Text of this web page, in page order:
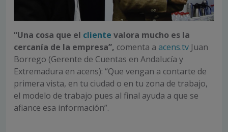
“Una cosa que el cliente valora mucho es la
cercanía de la empresa”, comenta a acens.tv Juan
Borrego (Gerente de Cuentas en Andalucía y
Extremadura en acens): “Que vengan a contarte de
primera vista, en tu ciudad o en tu zona de trabajo,
el modelo de trabajo pues al final ayuda a que se
afiance esa información”.